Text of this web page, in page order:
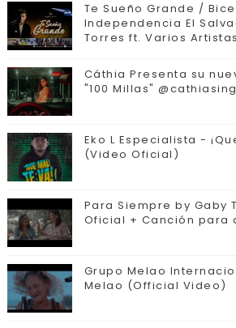
Te Sueño Grande /
Independencia El
Torres ft. Varios Artistas
Cáthia Presenta su
"100 Millas"
Eko L Especialista -
(Video Oficial)
Para Siempre by Gaby
Oficial + Canción para
Grupo Melao
Melao (Official Video)